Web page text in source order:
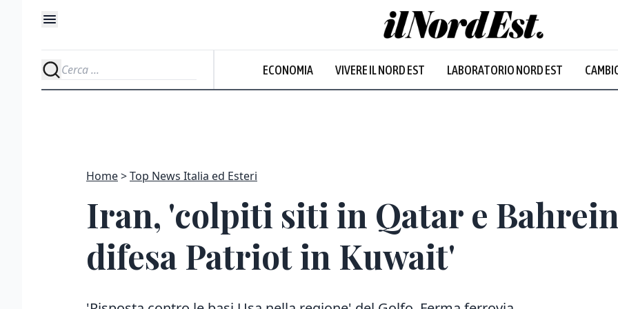
ECONOMIA VIVERE IL NORD EST LABORATORIO NORD EST
Home Top News Italia ed Esteri
Iran, 'colpiti siti in Qatar e
difesa Patriot in Kuwait'